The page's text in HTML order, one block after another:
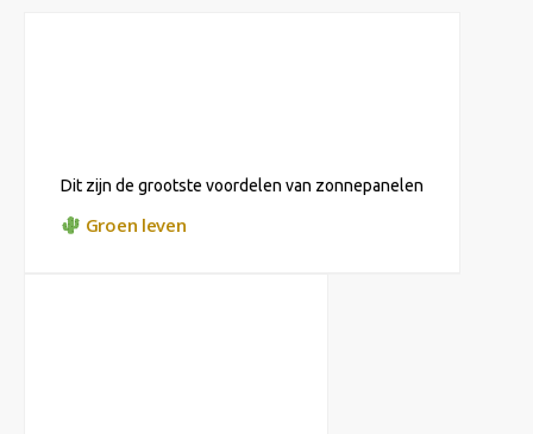
Dit zijn de grootste voordelen van zonnepanelen
Groen leven